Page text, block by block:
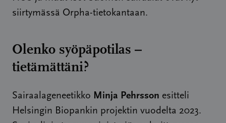
siirtymässä Orpha-tietokantaan.
Olenko syöpäpotilas –
tietämättäni?
Sairaalageneetikko Minja Pehrsson esitteli
Helsingin Biopankin projektin vuodelta 2023.